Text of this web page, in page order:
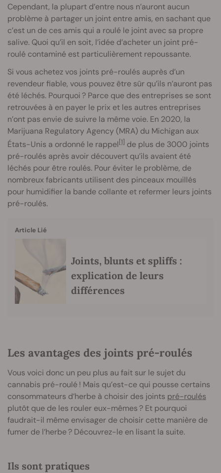
Cependant, la plupart d’entre nous n’auront aucun
problème à partager un joint entre amis, en sachant que
c’est un de ces amis qui a roulé le joint avec sa propre
salive. Quoi qu’il en soit, l’idée d’acheter un joint pré-
roulé contaminé est particulièrement repoussante.
Si vous achetez vos joints pré-roulés auprès d’un
revendeur fiable, vous pouvez être sûr qu’ils n’auront pas
été léchés. Pourquoi ? Parce que des entreprises se sont
retrouvées à en payer le prix et les autres entreprises
n’ont pas envie de suivre la même voie. En 2020, la
Marijuana Regulatory Agency (MRA) du Michigan aux
États-Unis a ordonné le rappel[1] de plus de 3000 joints
pré-roulés après avoir découvert qu’ils avaient été
léchés pour être roulés. Pour éviter le problème, de
nombreux fabricants utilisent des pinceaux mouillés
pour humidifier la bande collante et refermer leurs joints
pré-roulés.
Article Lié
Joints, blunts et spliffs :
explication de leurs
différences
Les avantages des joints pré-roulés
Vous voici donc un peu plus au fait sur le sujet du
cannabis pré-roulé ! Mais qu’est-ce qui pousse certains
consommateurs d’herbe à choisir des joints pré-roulés
plutôt que de les rouler eux-mêmes ? Et pourquoi
faudrait-il même envisager de choisir cette manière de
fumer de l’herbe ? Découvrez-le en lisant la suite.
Ils sont pratiques